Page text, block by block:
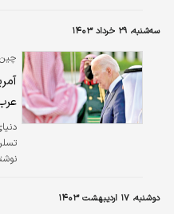
به کاهش است. اما در ماه‌‌های اخیر
دیدگاه‌‌های مثبتی نسبت به چین
سه‌شنبه، ۲۹ خرداد ۱۴۰۳
دوشنبه، ۱۷ اردیبهشت ۱۴۰۳